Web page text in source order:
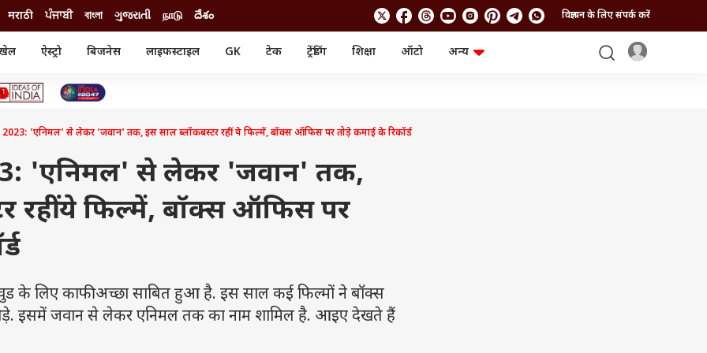
मराठी ਪੰਜਾਬੀ বাংলা ગુજરાતી நாடு దేశం विज्ञापन के लिए संपर्क करें
ऐस्ट्रो बिजनेस लाइफस्टाइल GK टेक ट्रेंडिंग शिक्षा ऑटो
अन्य
सिनेमा
म्यूचुअल फंड्स
मोबाइल
चैटजीपीटी
गैजेट
रिजल्ट
यूटिलिटी न्यूज़
2023: 'एनिमल' से लेकर 'जवान' तक, इस साल ब्लॉकबस्टर रहीं ये फिल्में, बॉक्स ऑफिस पर तोडे़ कमाई के रिकॉर्ड
'एनिमल' से लेकर 'जवान' तक,
रहीं ये फिल्में, बॉक्स ऑफिस पर
के लिए काफी अच्छा साबित हुआ है. इस साल कई फिल्मों ने बॉक्स
इसमें जवान से लेकर एनिमल तक का नाम शामिल है. आइए देखते हैं